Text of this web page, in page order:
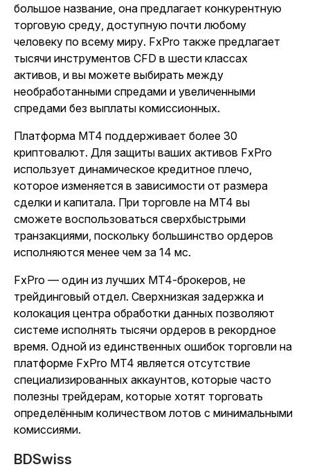
большое название, она предлагает конкурентную
торговую среду, доступную почти любому
человеку по всему миру. FxPro также предлагает
тысячи инструментов CFD в шести классах
активов, и вы можете выбирать между
необработанными спредами и увеличенными
спредами без выплаты комиссионных.
Платформа MT4 поддерживает более 30
криптовалют. Для защиты ваших активов FxPro
использует динамическое кредитное плечо,
которое изменяется в зависимости от размера
сделки и капитала. При торговле на MT4 вы
сможете воспользоваться сверхбыстрыми
транзакциями, поскольку большинство ордеров
исполняются менее чем за 14 мс.
FxPro — один из лучших MT4-брокеров, не
трейдинговый отдел. Сверхнизкая задержка и
колокация центра обработки данных позволяют
системе исполнять тысячи ордеров в рекордное
время. Одной из единственных ошибок торговли на
платформе FxPro MT4 является отсутствие
специализированных аккаунтов, которые часто
полезны трейдерам, которые хотят торговать
определённым количеством лотов с минимальными
комиссиями.
BDSwiss